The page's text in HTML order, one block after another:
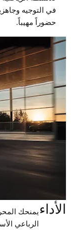
في التوجيه
حضوراً مهيباً.
الأداء
الرباعي